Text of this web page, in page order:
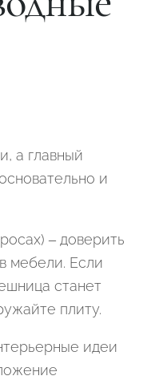
а главный
и
– доверить
мебели. Если
станет
плиту.
идеи